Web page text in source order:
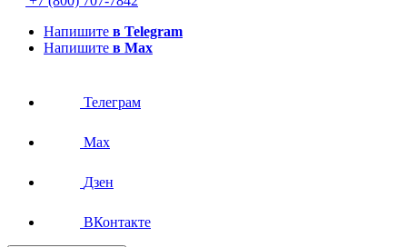
Напишите в Telegram
Напишите в Max
Телеграм
Max
Дзен
ВКонтакте